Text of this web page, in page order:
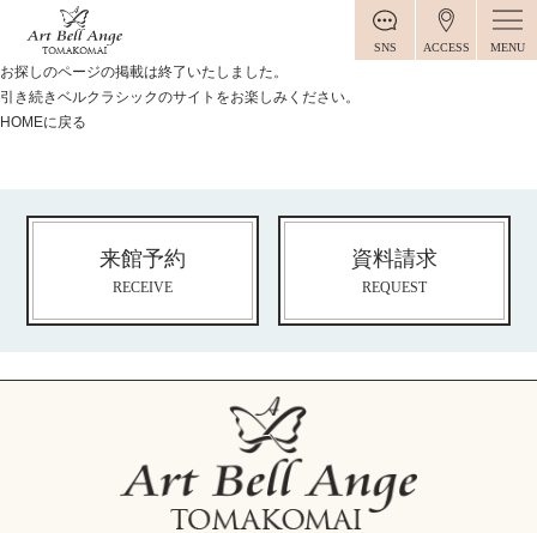
SNS ACCESS MENU
お探しのページの掲載は終了いたしました。
引き続きベルクラシックのサイトをお楽しみください。
HOMEに戻る
来館予約
RECEIVE
資料請求
REQUEST